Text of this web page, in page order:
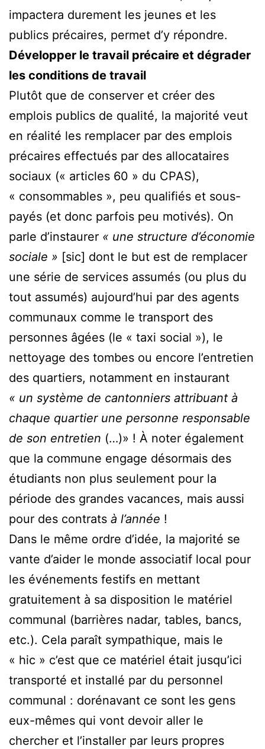
impactera durement les jeunes et les
publics précaires, permet d’y répondre.
Développer le travail précaire et dégrader
les conditions de travail
Plutôt que de conserver et créer des
emplois publics de qualité, la majorité veut
en réalité les remplacer par des emplois
précaires effectués par des allocataires
sociaux (« articles 60 » du CPAS),
« consommables », peu qualifiés et sous-
payés (et donc parfois peu motivés). On
parle d’instaurer « une structure d’économie
sociale » [sic] dont le but est de remplacer
une série de services assumés (ou plus du
tout assumés) aujourd’hui par des agents
communaux comme le transport des
personnes âgées (le « taxi social »), le
nettoyage des tombes ou encore l’entretien
des quartiers, notamment en instaurant
« un système de cantonniers attribuant à
chaque quartier une personne responsable
de son entretien (…)» ! À noter également
que la commune engage désormais des
étudiants non plus seulement pour la
période des grandes vacances, mais aussi
pour des contrats à l’année !
Dans le même ordre d’idée, la majorité se
vante d’aider le monde associatif local pour
les événements festifs en mettant
gratuitement à sa disposition le matériel
communal (barrières nadar, tables, bancs,
etc.). Cela paraît sympathique, mais le
« hic » c’est que ce matériel était jusqu’ici
transporté et installé par du personnel
communal : dorénavant ce sont les gens
eux-mêmes qui vont devoir aller le
chercher et l’installer par leurs propres